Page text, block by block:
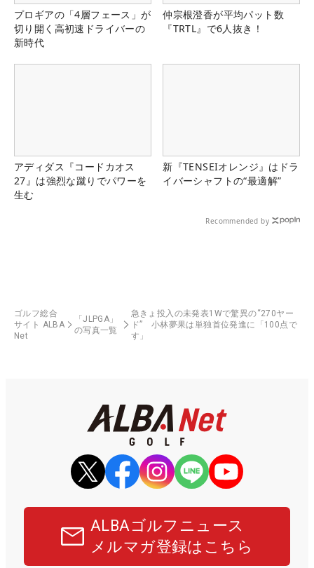
プロギアの「4層フェース」が
切り開く高初速ドライバーの
新時代
仲宗根澄香が平均パット数
『TRTL』で6人抜き！
アディダス『コードカオス
27』は強烈な蹴りでパワーを
生む
新『TENSEIオレンジ』はドラ
イバーシャフトの“最適解”
Recommended by
ゴルフ総合
サイト ALBA
Net
「JLPGA」
の写真一覧
急きょ投入の未発表1Wで驚異の“270ヤー
ド” 小林夢果は単独首位発進に「100点で
す」
ALBAゴルフニュース
メルマガ登録はこちら